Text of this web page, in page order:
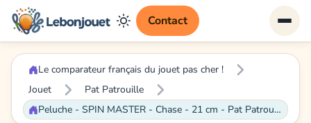
Contact
Le comparateur français du jouet pas cher !
Jouet
Pat Patrouille
Peluche - SPIN MASTER - Chase - 21 cm - Pat Patrouille - Mixte - Bleu